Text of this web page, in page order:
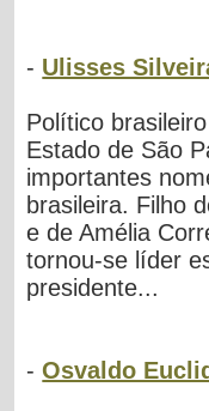
- Ulisses
Político
Estado de São
importantes
brasileira. Filho
e de Amélia
tornou-se líder
presidente...
-Osvaldo